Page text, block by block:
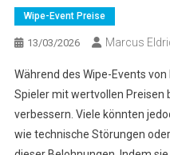
Wipe-Event Preise
13/03/2026 Marcus
Während des Wipe-Events
Spieler mit wertvollen Preisen
verbessern. Viele könnten
wie technische Störungen